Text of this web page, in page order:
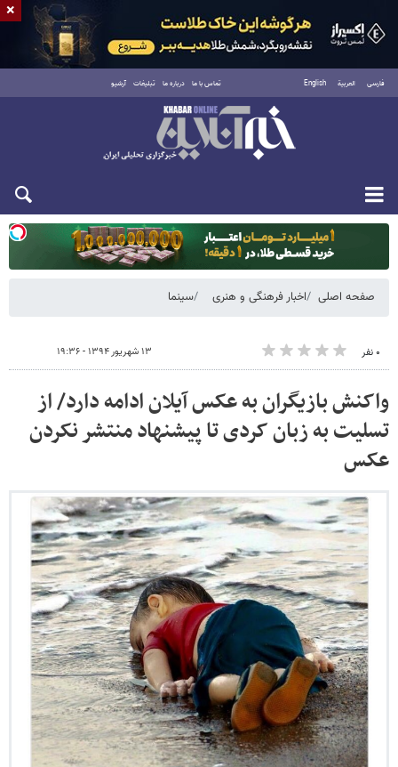
فارسی العربية English تماس با ما درباره ما تبلیغات آرشیو
یکشنبه ۱۸ مرداد ۱۴۰۵
صفحه اصلی اخبار فرهنگی و هنری سینما
۰ نفر ۱۳ شهریور ۱۳۹۴ - ۱۹:۳۶
واکنش بازیگران به عکس آیلان ادامه دارد/ از
تسلیت به زبان کردی تا پیشنهاد منتشر نکردن
عکس
×